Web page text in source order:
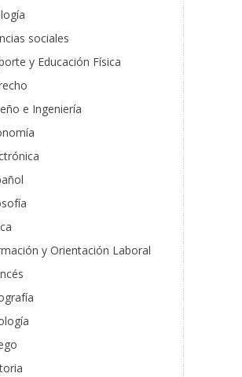
sociales
y Educación Física
e Ingeniería
y Orientación Laboral